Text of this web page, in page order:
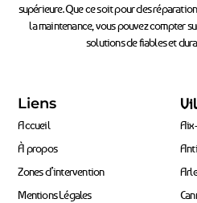
supérieure. Que ce soit pour des
la maintenance, vous pouvez compter
solutions de fiables et
Liens
Accueil
À propos
Zones d’intervention
Mentions Légales